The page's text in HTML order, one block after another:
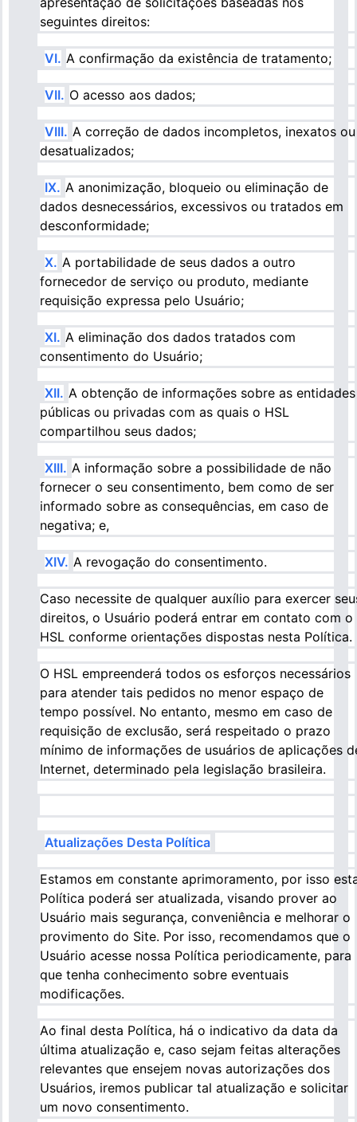
seguintes direitos:
VI. A confirmação da existência de tratamento;
VII. O acesso aos dados;
VIII. A correção de dados incompletos, inexatos ou
desatualizados;
IX. A anonimização, bloqueio ou eliminação de
dados desnecessários, excessivos ou tratados em
desconformidade;
X. A portabilidade de seus dados a outro
fornecedor de serviço ou produto, mediante
requisição expressa pelo Usuário;
XI. A eliminação dos dados tratados com
consentimento do Usuário;
XII. A obtenção de informações sobre as entidades
públicas ou privadas com as quais o HSL
compartilhou seus dados;
XIII. A informação sobre a possibilidade de não
fornecer o seu consentimento, bem como de ser
informado sobre as consequências, em caso de
negativa; e,
XIV. A revogação do consentimento.
Caso necessite de qualquer auxílio para exercer
direitos, o Usuário poderá entrar em contato com o
HSL conforme orientações dispostas nesta Política.
O HSL empreenderá todos os esforços necessários
para atender tais pedidos no menor espaço de
tempo possível. No entanto, mesmo em caso de
requisição de exclusão, será respeitado o prazo
mínimo de informações de usuários de aplicações
Internet, determinado pela legislação brasileira.
Atualizações Desta Política
Estamos em constante aprimoramento, por isso
Política poderá ser atualizada, visando prover ao
Usuário mais segurança, conveniência e melhorar o
provimento do Site. Por isso, recomendamos que o
Usuário acesse nossa Política periodicamente, para
que tenha conhecimento sobre eventuais
modificações.
Ao final desta Política, há o indicativo da data da
última atualização e, caso sejam feitas alterações
relevantes que ensejem novas autorizações dos
Usuários, iremos publicar tal atualização e solicitar
um novo consentimento.